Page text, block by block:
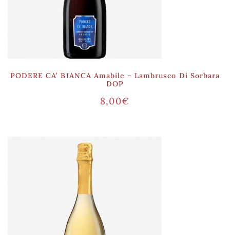
PODERE CA’ BIANCA Amabile – Lambrusco Di Sorbara
DOP
8,00€